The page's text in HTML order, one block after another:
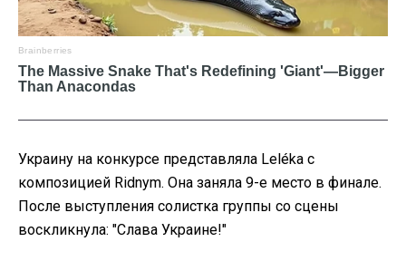
Украину на конкурсе представляла Leléka с
композицией Ridnym. Она заняла 9-е место в финале.
После выступления солистка группы со сцены
воскликнула: "Слава Украине!"